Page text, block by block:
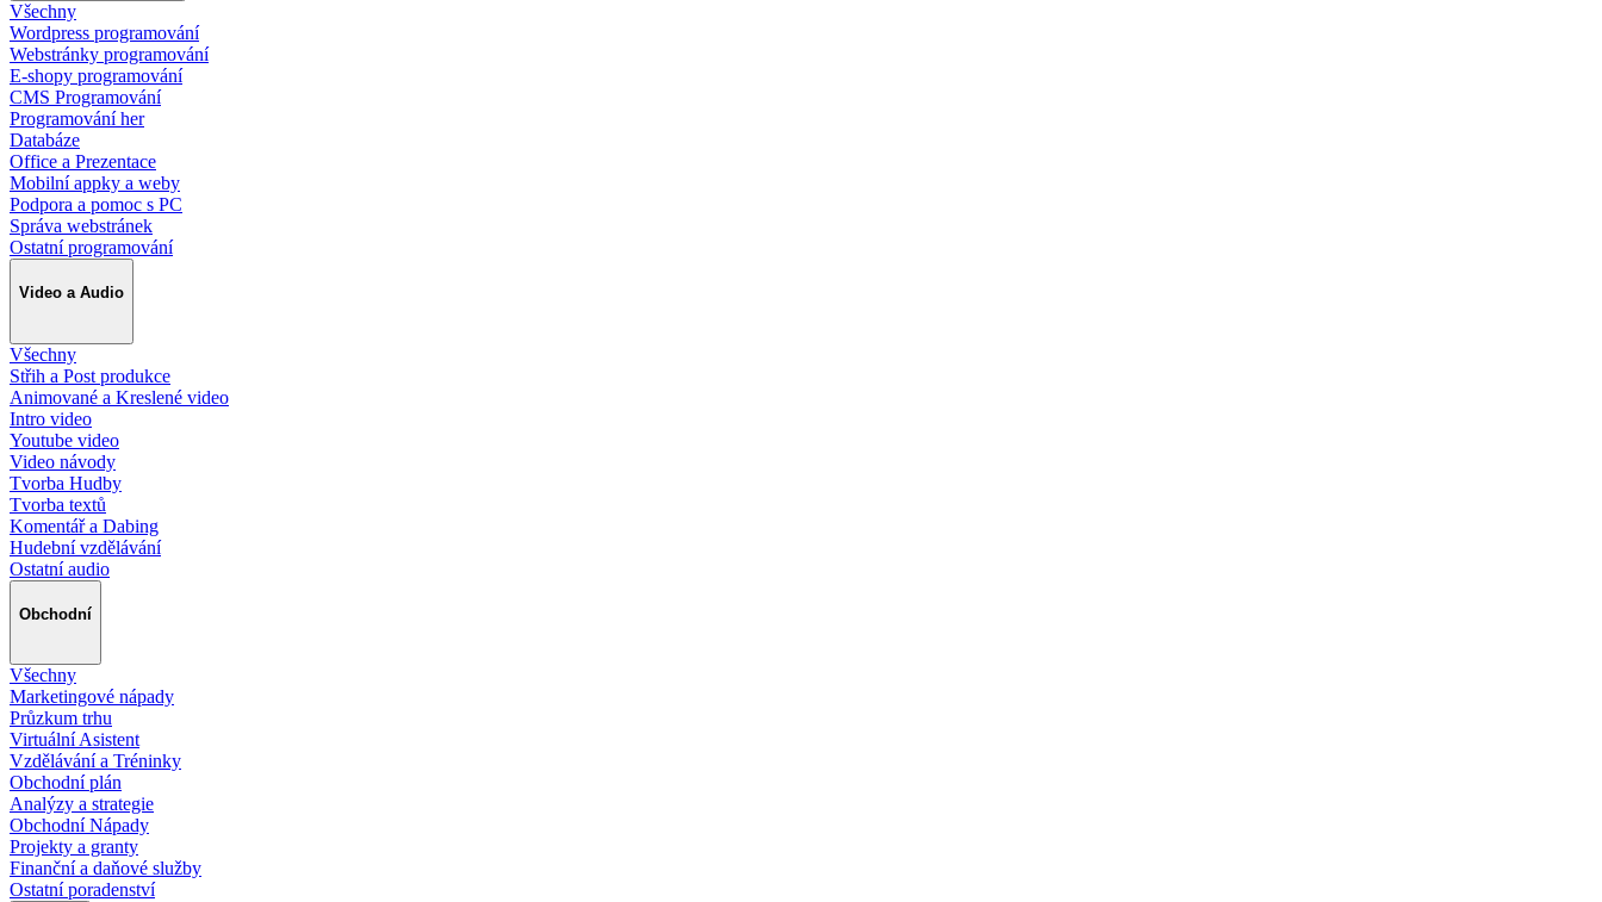
Všechny
Wordpress programování
Webstránky programování
E-shopy programování
CMS Programování
Programování her
Databáze
Office a Prezentace
Mobilní appky a weby
Podpora a pomoc s PC
Správa webstránek
Ostatní programování
Video a Audio
Všechny
Střih a Post produkce
Animované a Kreslené video
Intro video
Youtube video
Video návody
Tvorba Hudby
Tvorba textů
Komentář a Dabing
Hudební vzdělávání
Ostatní audio
Obchodní
Všechny
Marketingové nápady
Průzkum trhu
Virtuální Asistent
Vzdělávání a Tréninky
Obchodní plán
Analýzy a strategie
Obchodní Nápady
Projekty a granty
Finanční a daňové služby
Ostatní poradenství